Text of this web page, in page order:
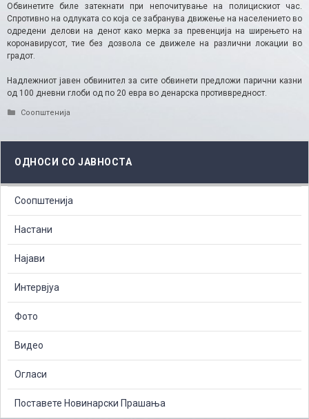
Обвинетите биле затекнати при непочитување на полицискиот час.
Спротивно на одлуката со која се забранува движење на населението во
одредени делови на денот како мерка за превенција на ширењето на
коронавирусот, тие без дозвола се движеле на различни локации во
градот.
Надлежниот јавен обвинител за сите обвинети предложи парични казни
од 100 дневни глоби од по 20 евра во денарска противвредност.
Categories
Соопштенија
ОДНОСИ СО ЈАВНОСТА
Соопштенија
Настани
Најави
Интервјуа
Фото
Видео
Огласи
Поставете Новинарски Прашања